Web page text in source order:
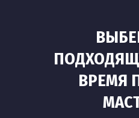
ВРЕМЯ